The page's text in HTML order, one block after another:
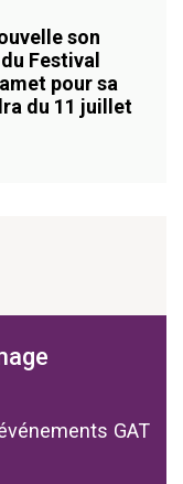
son
Festival
pour sa
du 11 juillet
GAT